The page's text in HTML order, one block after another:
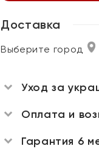
Доставка
Выберите город
Уход за
Оплата и
Гарантия 6